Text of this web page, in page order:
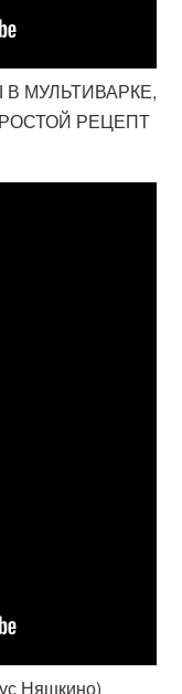
МУЛЬТИВАРКЕ,
РЕЦЕПТ
Няшкино)